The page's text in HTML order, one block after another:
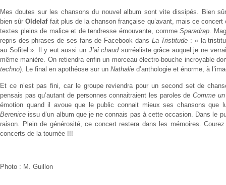
Mes doutes sur les chansons du nouvel album sont vite dissipés. Bien
bien sûrOldelaffait plus de la chanson française qu’avant, mais ce concert
textes pleins de malice et de tendresse émouvante, commeSparadrap.
repris des phrases de ses fans de Facebook dans La Tristitude : « la
au Sofitel ». Il y eut aussi un J’ai chaudsurréaliste grâce auquel je ne
même manière. On retiendra enfin un morceau électro-bouche incroyable
techno). Le final en apothéose sur un Nathalie d’anthologie et énorme, à
Et ce n’est pas fini, car le groupe reviendra pour un second set de
pensais pas qu’autant de personnes connaitraient les paroles de Comme
émotion quand il avoue que le public connait mieux ses chansons que
Berenice issu d’un album que je ne connais pas à cette occasion. Dans le
raison. Plein de générosité, ce concert restera dans les mémoires.
concerts de la tournée !!!
Photo : M. Guillon